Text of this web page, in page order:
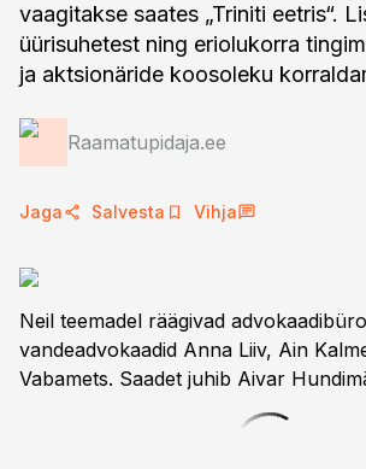
vaagitakse saates „Triniti eetris“.
üürisuhetest ning eriolukorra
ja aktsionäride koosoleku
Raamatupidaja.ee
Jaga Salvesta Vihja
Neil teemadel räägivad
vandeadvokaadid Anna Liiv, Ain
Vabamets. Saadet juhib Aivar